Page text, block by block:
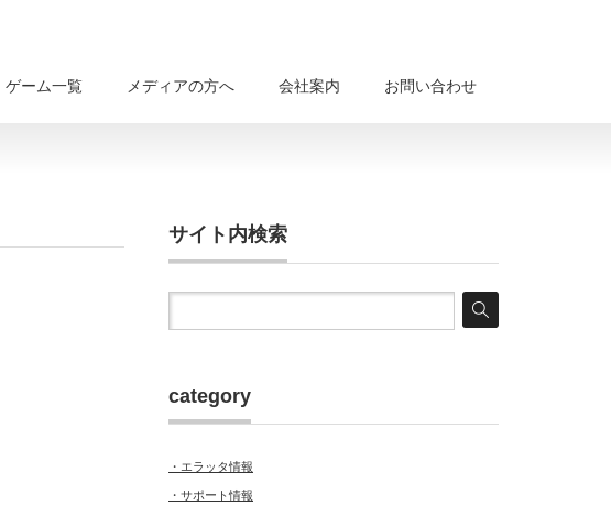
ゲーム一覧 メディアの方へ 会社案内 お問い合わせ
サイト内検索
category
・エラッタ情報
・サポート情報